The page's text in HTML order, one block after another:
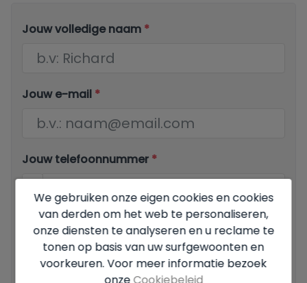
Jouw volledige naam *
Jouw e-mail *
Jouw telefoonnummer *
Jouw bericht
We gebruiken onze eigen cookies en cookies
van derden om het web te personaliseren,
onze diensten te analyseren en u reclame te
tonen op basis van uw surfgewoonten en
voorkeuren. Voor meer informatie bezoek